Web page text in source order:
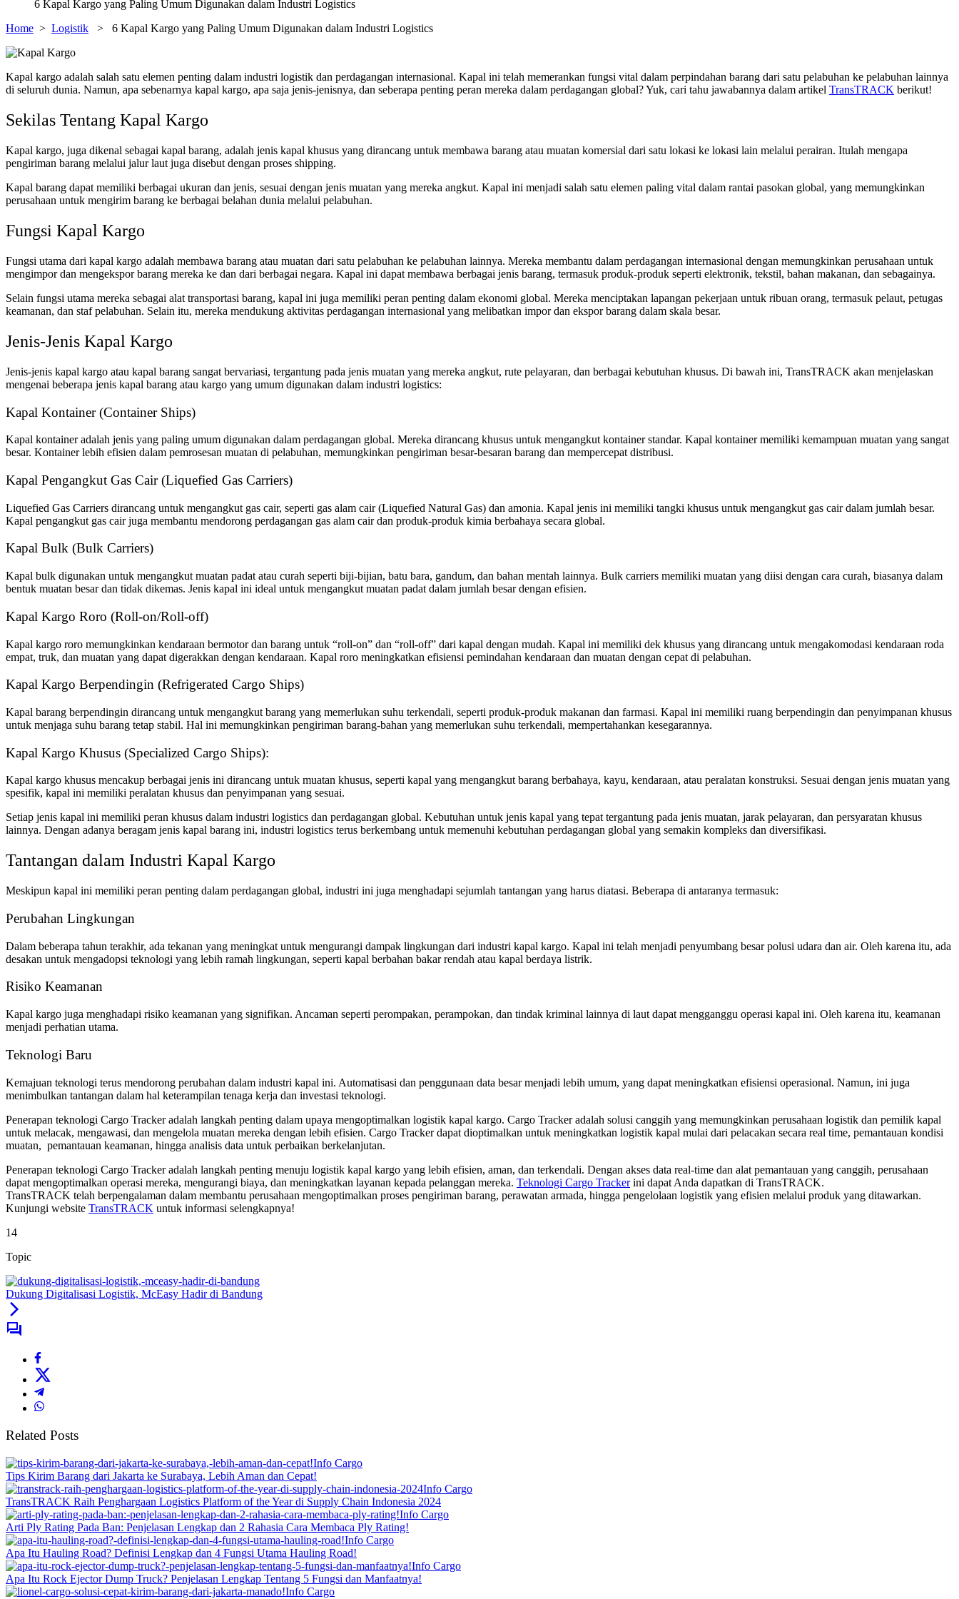
6 Kapal Kargo yang Paling Umum Digunakan dalam Industri Logistics
Home > Logistik > 6 Kapal Kargo yang Paling Umum Digunakan dalam Industri Logistics
Kapal kargo adalah salah satu elemen penting dalam industri logistik dan perdagangan internasional. Kapal ini telah memerankan fungsi vital dalam perpindahan barang dari satu pelabuhan ke pelabuhan lainnya
di seluruh dunia. Namun, apa sebenarnya kapal kargo, apa saja jenis-jenisnya, dan seberapa penting peran mereka dalam perdagangan global? Yuk, cari tahu jawabannya dalam artikel TransTRACK berikut!
Sekilas Tentang Kapal Kargo
Kapal kargo, juga dikenal sebagai kapal barang, adalah jenis kapal khusus yang dirancang untuk membawa barang atau muatan komersial dari satu lokasi ke lokasi lain melalui perairan. Itulah mengapa
pengiriman barang melalui jalur laut juga disebut dengan proses shipping.
Kapal barang dapat memiliki berbagai ukuran dan jenis, sesuai dengan jenis muatan yang mereka angkut. Kapal ini menjadi salah satu elemen paling vital dalam rantai pasokan global, yang memungkinkan
perusahaan untuk mengirim barang ke berbagai belahan dunia melalui pelabuhan.
Fungsi Kapal Kargo
Fungsi utama dari kapal kargo adalah membawa barang atau muatan dari satu pelabuhan ke pelabuhan lainnya. Mereka membantu dalam perdagangan internasional dengan memungkinkan perusahaan untuk
mengimpor dan mengekspor barang mereka ke dan dari berbagai negara. Kapal ini dapat membawa berbagai jenis barang, termasuk produk-produk seperti elektronik, tekstil, bahan makanan, dan sebagainya.
Selain fungsi utama mereka sebagai alat transportasi barang, kapal ini juga memiliki peran penting dalam ekonomi global. Mereka menciptakan lapangan pekerjaan untuk ribuan orang, termasuk pelaut, petugas
keamanan, dan staf pelabuhan. Selain itu, mereka mendukung aktivitas perdagangan internasional yang melibatkan impor dan ekspor barang dalam skala besar.
Jenis-Jenis Kapal Kargo
Jenis-jenis kapal kargo atau kapal barang sangat bervariasi, tergantung pada jenis muatan yang mereka angkut, rute pelayaran, dan berbagai kebutuhan khusus. Di bawah ini, TransTRACK akan menjelaskan
mengenai beberapa jenis kapal barang atau kargo yang umum digunakan dalam industri logistics:
Kapal Kontainer (Container Ships)
Kapal kontainer adalah jenis yang paling umum digunakan dalam perdagangan global. Mereka dirancang khusus untuk mengangkut kontainer standar. Kapal kontainer memiliki kemampuan muatan yang sangat
besar. Kontainer lebih efisien dalam pemrosesan muatan di pelabuhan, memungkinkan pengiriman besar-besaran barang dan mempercepat distribusi.
Kapal Pengangkut Gas Cair (Liquefied Gas Carriers)
Liquefied Gas Carriers dirancang untuk mengangkut gas cair, seperti gas alam cair (Liquefied Natural Gas) dan amonia. Kapal jenis ini memiliki tangki khusus untuk mengangkut gas cair dalam jumlah besar.
Kapal pengangkut gas cair juga membantu mendorong perdagangan gas alam cair dan produk-produk kimia berbahaya secara global.
Kapal Bulk (Bulk Carriers)
Kapal bulk digunakan untuk mengangkut muatan padat atau curah seperti biji-bijian, batu bara, gandum, dan bahan mentah lainnya. Bulk carriers memiliki muatan yang diisi dengan cara curah, biasanya dalam
bentuk muatan besar dan tidak dikemas. Jenis kapal ini ideal untuk mengangkut muatan padat dalam jumlah besar dengan efisien.
Kapal Kargo Roro (Roll-on/Roll-off)
Kapal kargo roro memungkinkan kendaraan bermotor dan barang untuk “roll-on” dan “roll-off” dari kapal dengan mudah. Kapal ini memiliki dek khusus yang dirancang untuk mengakomodasi kendaraan roda
empat, truk, dan muatan yang dapat digerakkan dengan kendaraan. Kapal roro meningkatkan efisiensi pemindahan kendaraan dan muatan dengan cepat di pelabuhan.
Kapal Kargo Berpendingin (Refrigerated Cargo Ships)
Kapal barang berpendingin dirancang untuk mengangkut barang yang memerlukan suhu terkendali, seperti produk-produk makanan dan farmasi. Kapal ini memiliki ruang berpendingin dan penyimpanan khusus
untuk menjaga suhu barang tetap stabil. Hal ini memungkinkan pengiriman barang-bahan yang memerlukan suhu terkendali, mempertahankan kesegarannya.
Kapal Kargo Khusus (Specialized Cargo Ships):
Kapal kargo khusus mencakup berbagai jenis ini dirancang untuk muatan khusus, seperti kapal yang mengangkut barang berbahaya, kayu, kendaraan, atau peralatan konstruksi. Sesuai dengan jenis muatan yang
spesifik, kapal ini memiliki peralatan khusus dan penyimpanan yang sesuai.
Setiap jenis kapal ini memiliki peran khusus dalam industri logistics dan perdagangan global. Kebutuhan untuk jenis kapal yang tepat tergantung pada jenis muatan, jarak pelayaran, dan persyaratan khusus
lainnya. Dengan adanya beragam jenis kapal barang ini, industri logistics terus berkembang untuk memenuhi kebutuhan perdagangan global yang semakin kompleks dan diversifikasi.
Tantangan dalam Industri Kapal Kargo
Meskipun kapal ini memiliki peran penting dalam perdagangan global, industri ini juga menghadapi sejumlah tantangan yang harus diatasi. Beberapa di antaranya termasuk:
Perubahan Lingkungan
Dalam beberapa tahun terakhir, ada tekanan yang meningkat untuk mengurangi dampak lingkungan dari industri kapal kargo. Kapal ini telah menjadi penyumbang besar polusi udara dan air. Oleh karena itu, ada
desakan untuk mengadopsi teknologi yang lebih ramah lingkungan, seperti kapal berbahan bakar rendah atau kapal berdaya listrik.
Risiko Keamanan
Kapal kargo juga menghadapi risiko keamanan yang signifikan. Ancaman seperti perompakan, perampokan, dan tindak kriminal lainnya di laut dapat mengganggu operasi kapal ini. Oleh karena itu, keamanan
menjadi perhatian utama.
Teknologi Baru
Kemajuan teknologi terus mendorong perubahan dalam industri kapal ini. Automatisasi dan penggunaan data besar menjadi lebih umum, yang dapat meningkatkan efisiensi operasional. Namun, ini juga
menimbulkan tantangan dalam hal keterampilan tenaga kerja dan investasi teknologi.
Penerapan teknologi Cargo Tracker adalah langkah penting dalam upaya mengoptimalkan logistik kapal kargo. Cargo Tracker adalah solusi canggih yang memungkinkan perusahaan logistik dan pemilik kapal
untuk melacak, mengawasi, dan mengelola muatan mereka dengan lebih efisien. Cargo Tracker dapat dioptimalkan untuk meningkatkan logistik kapal mulai dari pelacakan secara real time, pemantauan kondisi
muatan, pemantauan keamanan, hingga analisis data untuk perbaikan berkelanjutan.
Penerapan teknologi Cargo Tracker adalah langkah penting menuju logistik kapal kargo yang lebih efisien, aman, dan terkendali. Dengan akses data real-time dan alat pemantauan yang canggih, perusahaan
dapat mengoptimalkan operasi mereka, mengurangi biaya, dan meningkatkan layanan kepada pelanggan mereka. Teknologi Cargo Trackerini dapat Anda dapatkan di TransTRACK.
TransTRACK telah berpengalaman dalam membantu perusahaan mengoptimalkan proses pengiriman barang, perawatan armada, hingga pengelolaan logistik yang efisien melalui produk yang ditawarkan.
Kunjungi website TransTRACK untuk informasi selengkapnya!
14
Topic
Dukung Digitalisasi Logistik, McEasy Hadir di Bandung
Related Posts
Info Cargo
Tips Kirim Barang dari Jakarta ke Surabaya, Lebih Aman dan Cepat!
Info Cargo
TransTRACK Raih Penghargaan Logistics Platform of the Year di Supply Chain Indonesia 2024
Info Cargo
Arti Ply Rating Pada Ban: Penjelasan Lengkap dan 2 Rahasia Cara Membaca Ply Rating!
Info Cargo
Apa Itu Hauling Road? Definisi Lengkap dan 4 Fungsi Utama Hauling Road!
Info Cargo
Apa Itu Rock Ejector Dump Truck? Penjelasan Lengkap Tentang 5 Fungsi dan Manfaatnya!
Info Cargo